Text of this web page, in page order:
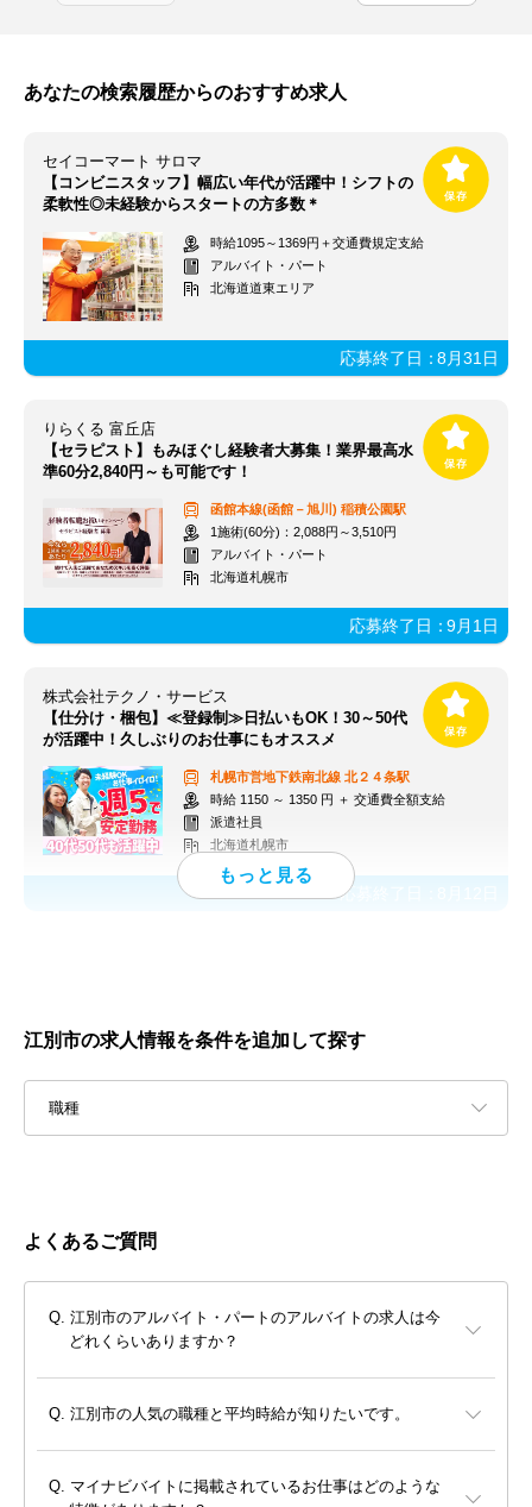
あなたの検索履歴からのおすすめ求人
セイコーマート サロマ
【コンビニスタッフ】幅広い年代が活躍中！シフトの
柔軟性◎未経験からスタートの方多数＊
時給1095～1369円＋交通費規定支給
アルバイト・パート
北海道道東エリア
応募終了日：8月31日
りらくる 富丘店
【セラピスト】もみほぐし経験者大募集！業界最高水
準60分2,840円～も可能です！
函館本線(函館－旭川) 稲積公園駅
1施術(60分)：2,088円～3,510円
アルバイト・パート
北海道札幌市
応募終了日：9月1日
株式会社テクノ・サービス
【仕分け・梱包】≪登録制≫日払いもOK！30～50代
が活躍中！久しぶりのお仕事にもオススメ
札幌市営地下鉄南北線 北２４条駅
時給 1150 ～ 1350 円 ＋ 交通費全額支給
派遣社員
北海道札幌市
応募終了日：
江別市の求人情報を条件を追加して探す
職種
よくあるご質問
江別市のアルバイト・パートのアルバイトの求人は今
どれくらいありますか？
江別市の人気の職種と平均時給が知りたいです。
マイナビバイトに掲載されているお仕事はどのような